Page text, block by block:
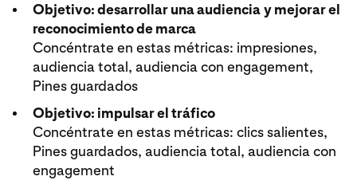
Objetivo: desarrollar una audienciay mejorar el
reconocimiento de marca
Concéntrate en estas métricas: impresiones,
audiencia total, audiencia con engagement,
Pines guardados
Objetivo: impulsar el tráfico
Concéntrate en estas métricas: clics salientes,
Pines guardados, audiencia total, audiencia con
engagement